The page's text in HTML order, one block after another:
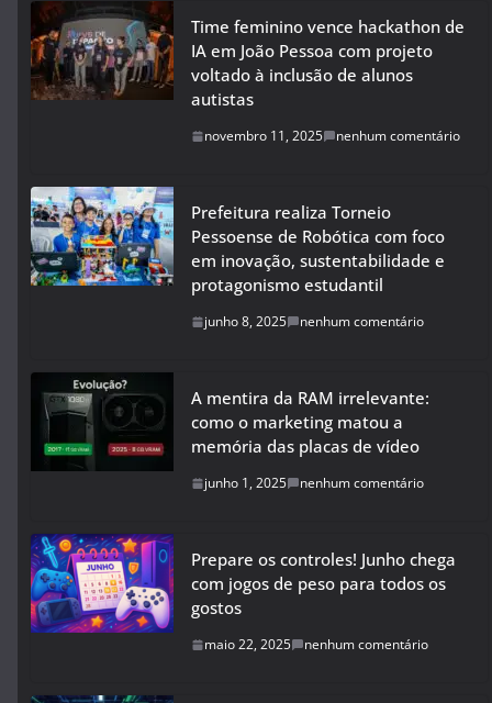
Time feminino vence hackathon de
IA em João Pessoa com projeto
voltado à inclusão de alunos
autistas
novembro 11, 2025 nenhum comentário
Prefeitura realiza Torneio
Pessoense de Robótica com foco
em inovação, sustentabilidade e
protagonismo estudantil
junho 8, 2025 nenhum comentário
A mentira da RAM irrelevante:
como o marketing matou a
memória das placas de vídeo
junho 1, 2025 nenhum comentário
Prepare os controles! Junho chega
com jogos de peso para todos os
gostos
maio 22, 2025 nenhum comentário